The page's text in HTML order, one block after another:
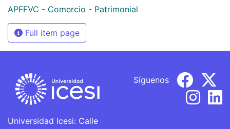
APFFVC - Comercio - Patrimonial
Full item page
Universidad Icesi: Calle
Síguenos